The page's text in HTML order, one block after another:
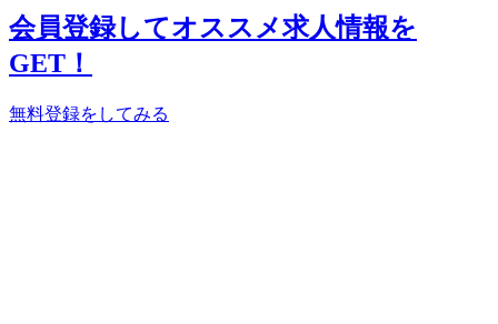
会員登録してオススメ求人情報を
GET！
無料登録をしてみる